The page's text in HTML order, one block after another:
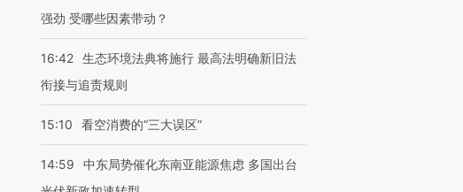
强劲 受哪些因素带动？
16:42 生态环境法典将施行 最高法明确新旧法
衔接与追责规则
15:10 看空消费的“三大误区”
14:59
中东局势催化东南亚能源焦虑 多国出台